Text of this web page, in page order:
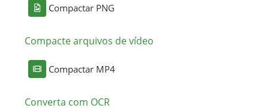
Compactar PNG
Compacte arquivos de vídeo
Compactar MP4
Converta com OCR